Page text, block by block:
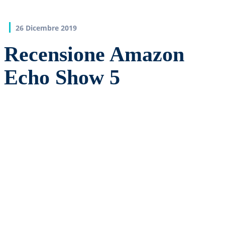
26 Dicembre 2019
Recensione Amazon
Echo Show 5